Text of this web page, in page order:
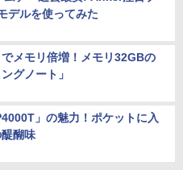
デルを使ってみた
メモリ倍増！メモリ32GBの
グノート」
」の魅力！ポケットに入
醐味